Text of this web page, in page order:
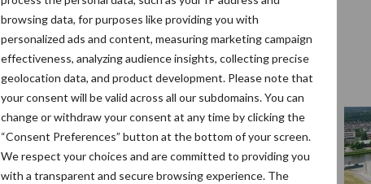
browsing data, for purposes like providing you with
personalized ads and content, measuring marketing campaign
effectiveness, analyzing audience insights, collecting precise
geolocation data, and product development. Please note that
your consent will be valid across all our subdomains. You can
change or withdraw your consent at any time by clicking the
“Consent Preferences” button at the bottom of your screen.
We respect your choices and are committed to providing you
with a transparent and secure browsing experience. The